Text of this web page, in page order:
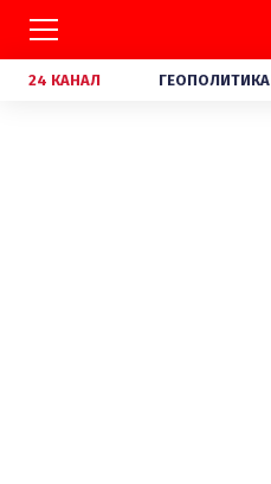
24 КАНАЛ ГЕОПОЛИТИКА